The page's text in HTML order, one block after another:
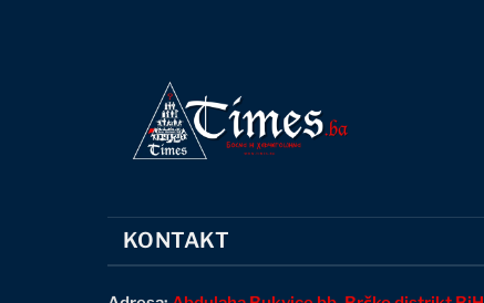
KONTAKT